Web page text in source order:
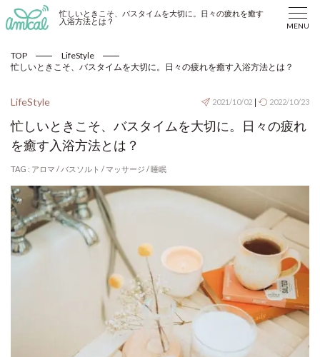
忙しいときこそ、バスタイムを大切に。日々の疲れを癒す
入浴方法とは？
MENU
TOP
LifeStyle
忙しいときこそ、バスタイムを大切に。日々の疲れを癒す入浴方法とは？
LifeStyle 2021/10/02 2022/10/23
忙しいときこそ、バスタイムを大切に。日々の疲れ
を癒す入浴方法とは？
TAG : アロマ / バスソルト / マッサージ /睡眠